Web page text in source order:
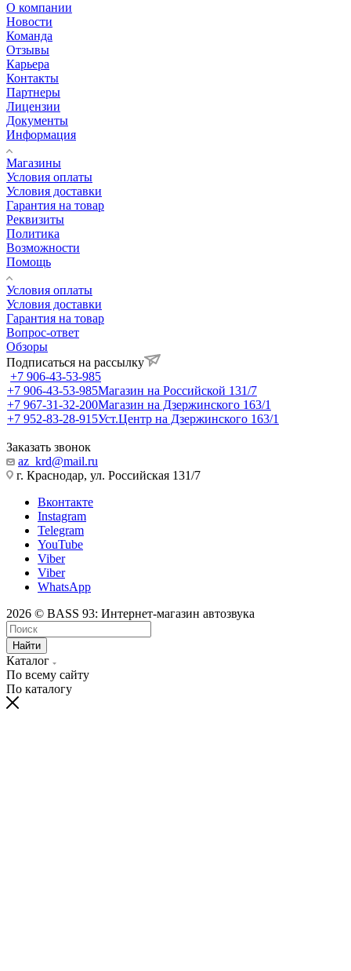
О компании
Новости
Команда
Отзывы
Карьера
Контакты
Партнеры
Лицензии
Документы
Информация
Магазины
Условия оплаты
Условия доставки
Гарантия на товар
Реквизиты
Политика
Возможности
Помощь
Условия оплаты
Условия доставки
Гарантия на товар
Вопрос-ответ
Обзоры
Подписаться на рассылку
+7 906-43-53-985
+7 906-43-53-985Магазин на Российской 131/7
+7 967-31-32-200Магазин на Дзержинского 163/1
+7 952-83-28-915Уст.Центр на Дзержинского 163/1
Заказать звонок
az_krd@mail.ru
г. Краснодар, ул. Российская 131/7
Вконтакте
Instagram
Telegram
YouTube
Viber
Viber
WhatsApp
2026 © BASS 93: Интернет-магазин автозвука
Найти
Каталог
По всему сайту
По каталогу